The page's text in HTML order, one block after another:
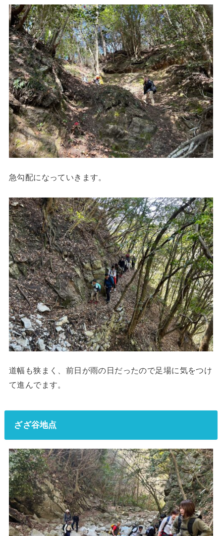
急勾配になっていきます。
道幅も狭まく、前日が雨の日だったので足場に気をつけ
て進んでます。
ざざ谷地点